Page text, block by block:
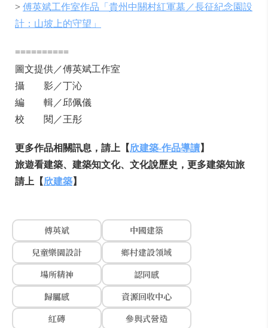
> 傅英斌工作室作品「貴州中關村紅軍墓／長征紀念園設
計：山坡上的守望」
==========
圖文提供／傅英斌工作室
攝 影／丁沁
編 輯／邱佩儀
校 閱／王彤
更多作品相關訊息，請上【欣建築-作品導讀】
旅遊看建築、建築知文化、文化說歷史，更多建築知旅
請上【欣建築】
傅英斌
中國建築
兒童樂園設計
鄉村建設領域
場所精神
認同感
歸屬感
資源回收中心
紅磚
參與式營造